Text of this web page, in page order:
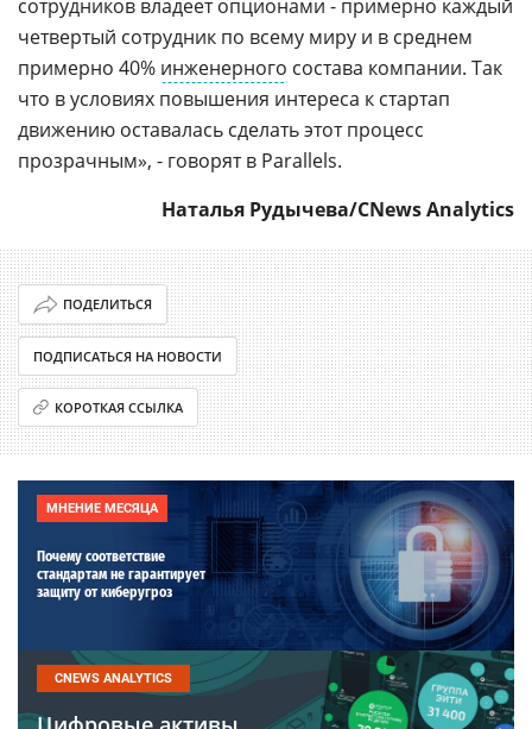
сотрудников владеет опционами - примерно каждый
четвертый сотрудник по всему миру и в среднем
примерно 40% инженерного состава компании. Так
что в условиях повышения интереса к стартап
движению оставалась сделать этот процесс
прозрачным», - говорят в Parallels.
Наталья Рудычева/CNews Analytics
ПОДЕЛИТЬСЯ
ПОДПИСАТЬСЯ НА НОВОСТИ
КОРОТКАЯ ССЫЛКА
МНЕНИЕ МЕСЯЦА
Почему соответствие
стандартам не гарантирует
защиту от киберугроз
CNEWS ANALYTICS